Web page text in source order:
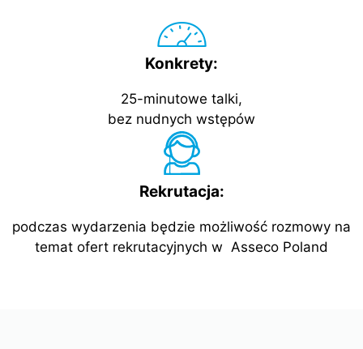
Konkrety:
25-minutowe talki,
bez nudnych wstępów
Rekrutacja:
podczas wydarzenia będzie możliwość rozmowy na
temat ofert rekrutacyjnych w Asseco Poland